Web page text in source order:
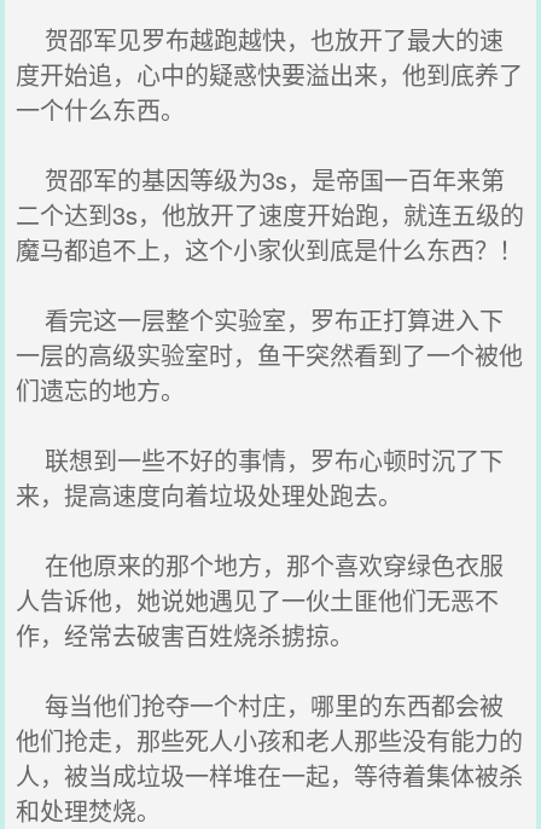
贺邵军见罗布越跑越快，也放开了最大的速
度开始追，心中的疑惑快要溢出来，他到底养了
一个什么东西。
贺邵军的基因等级为3s，是帝国一百年来第
二个达到3s，他放开了速度开始跑，就连五级的
魔马都追不上，这个小家伙到底是什么东西？！
看完这一层整个实验室，罗布正打算进入下
一层的高级实验室时，鱼干突然看到了一个被他
们遗忘的地方。
联想到一些不好的事情，罗布心顿时沉了下
来，提高速度向着垃圾处理处跑去。
在他原来的那个地方，那个喜欢穿绿色衣服
人告诉他，她说她遇见了一伙土匪他们无恶不
作，经常去破害百姓烧杀掳掠。
每当他们抢夺一个村庄，哪里的东西都会被
他们抢走，那些死人小孩和老人那些没有能力的
人，被当成垃圾一样堆在一起，等待着集体被杀
和处理焚烧。